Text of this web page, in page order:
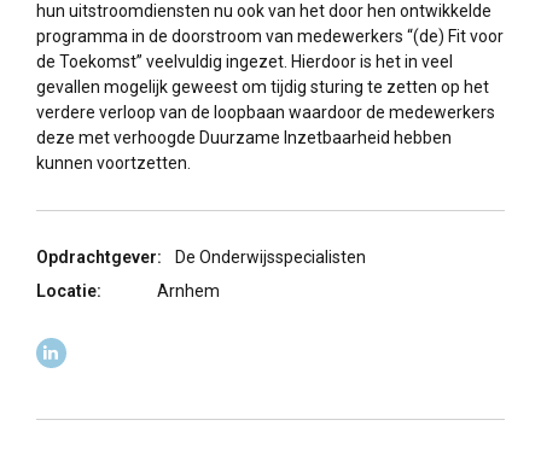
hun uitstroomdiensten nu ook van het door hen ontwikkelde
programma in de doorstroom van medewerkers “(de) Fit voor
de Toekomst” veelvuldig ingezet. Hierdoor is het in veel
gevallen mogelijk geweest om tijdig sturing te zetten op het
verdere verloop van de loopbaan waardoor de medewerkers
deze met verhoogde Duurzame Inzetbaarheid hebben
kunnen voortzetten.
Opdrachtgever:
De Onderwijsspecialisten
Locatie:
Arnhem